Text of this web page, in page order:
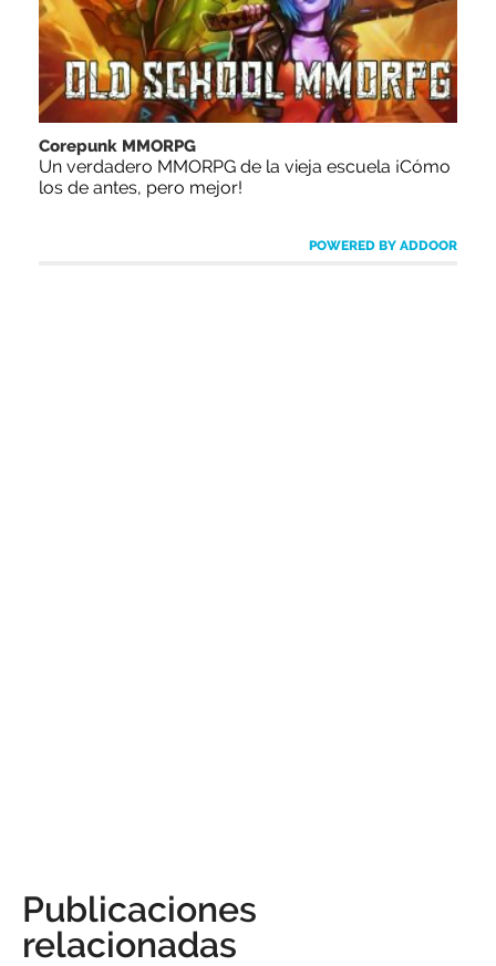
Corepunk MMORPG
Un verdadero MMORPG de la vieja escuela ¡Cómo
los de antes, pero mejor!
POWERED BY ADDOOR
Publicaciones
relacionadas